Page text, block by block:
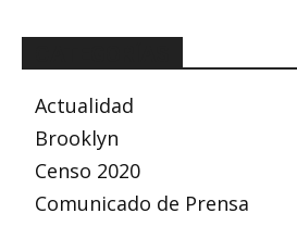
Actualidad
Brooklyn
Censo 2020
Comunicado de Prensa